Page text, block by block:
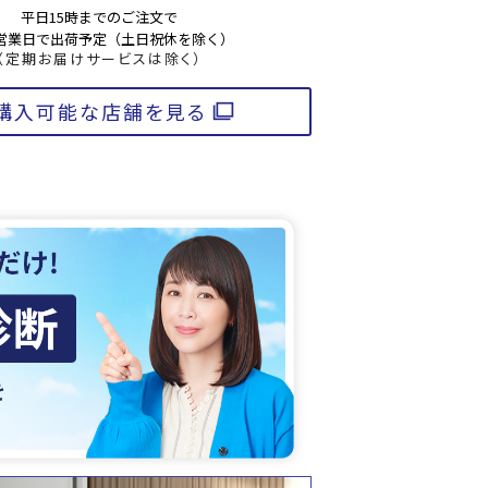
平日15時までのご注文で
業日で出荷予定（土日祝休を除く）
定期お届けサービスは除く）
入可能な店舗を見る